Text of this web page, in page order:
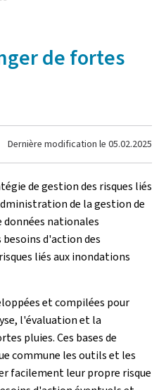
de fortes
Dernière modification le 05.02.2025
de gestion des risques liés
de la gestion de
données nationales
d'action des
liés aux inondations
et compilées pour
l'évaluation et la
pluies. Ces bases de
commune les outils et les
facilement leur propre risque